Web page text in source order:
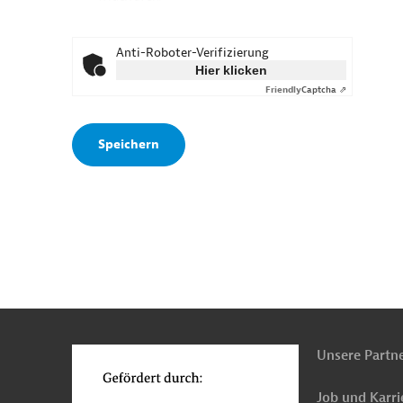
Anti-Roboter-Verifizierung
Hier klicken
FriendlyCaptcha ⇗
Unsere
Job und